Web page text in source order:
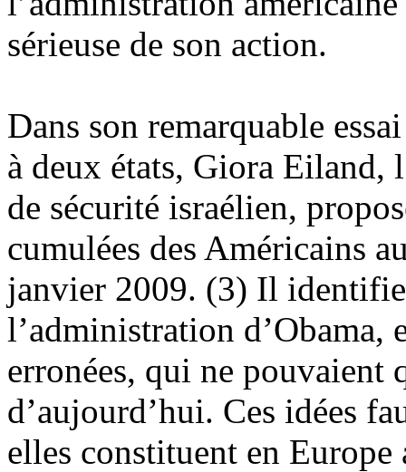
sérieuse de son action.
Dans son remarquable
à deux états, Giora Eiland,
de sécurité israélien,
cumulées des Américains
janvier 2009. (3) Il identifie
l’administration d’Obama,
erronées, qui ne pouvaient
d’aujourd’hui. Ces idées
elles constituent en Europe